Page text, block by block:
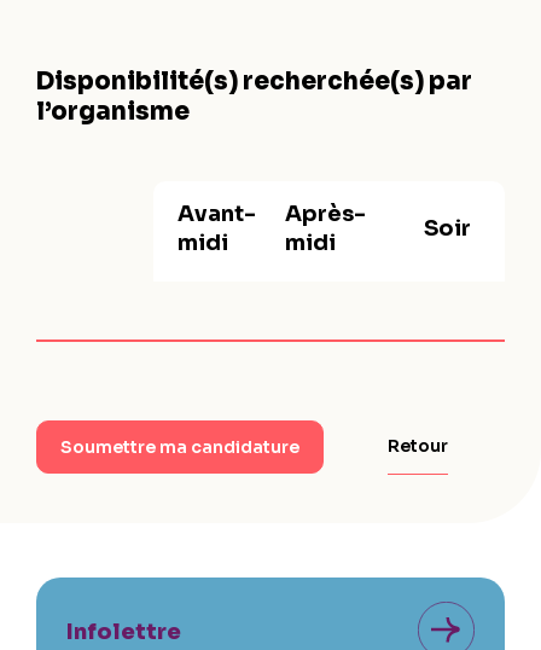
Disponibilité(s) recherchée(s) par
l’organisme
Avant-
midi
Après-
midi
Soir
Soumettre ma candidature Retour
Infolettre